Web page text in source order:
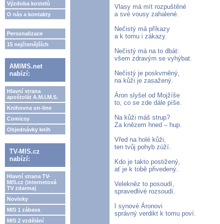
Výzdoba kostelů
O nás a kontakty
Personalizace
15 nejčtenějších
AMIMS.net
nabízí:
Hlavní strana
apoštolát A.M.I.M.S.
Knihovna on-line
Comicsy
Objednávky knih
TV-MIS.cz
nabízí:
Hlavní strana TV-
MIS.cz (internetová
TV zdarma)
Novinky
MIS 1 zábava
MIS 2 vzdělání
Vlasy má mít rozpuštěné
a své vousy zahalené.
Nečistý má příkazy
a k tomu i zákazy.
Nečistý má na to dbát:
všem zdravým se vyhýbat.
Nečistý je poskvrněný,
na kůži je zasažený.
Áron slyšel od Mojžíše
to, co se zde dále píše.
Na kůži máš strup?
Za knězem hned – hup.
Vřed na holé kůži,
ten tvůj pohyb zúží.
Kdo je takto postižený,
ať je k tobě přivedený.
Velekněz to posoudí,
spravedlivé rozsoudí.
I synové Áronovi
správný verdikt k tomu poví.